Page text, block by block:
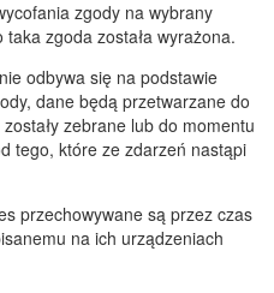
zgody na wybrany
zgoda została wyrażona.
odbywa się na podstawie
dane będą przetwarzane do
zebrane lub do momentu
tego, które ze zdarzeń nastąpi
przechowywane są przez czas
na ich urządzeniach